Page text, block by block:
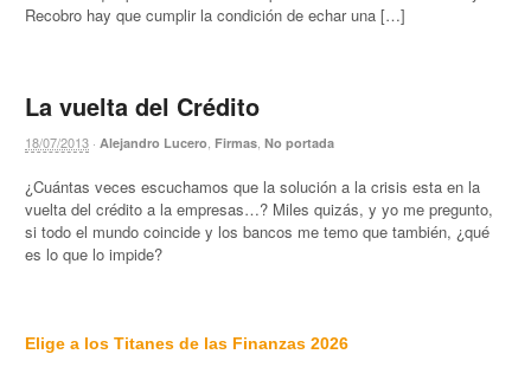
Recobro hay que cumplir la condición de echar una […]
La vuelta del Crédito
18/07/2013 · Alejandro Lucero Firmas ,No portada
¿Cuántas veces escuchamos que la solución a la crisis esta en la
vuelta del crédito a la empresas…? Miles quizás, y yo me pregunto,
si todo el mundo coincide y los bancos me temo que también, ¿qué
es lo que lo impide?
Elige a los Titanes de las Finanzas 2026